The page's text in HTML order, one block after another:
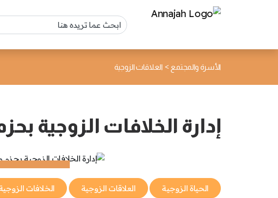
الأسرة والمجتمع > العلاقات الزوجية
إدارة الخلافات الزوجية بحزم
الحياة الزوجية العلاقات الزوجية الخلافات